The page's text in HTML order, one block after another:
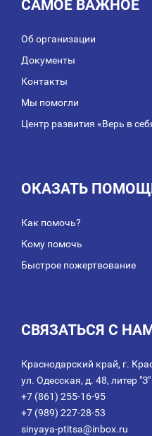
САМОЕ ВАЖНОЕ
Об организации
Документы
Контакты
Мы помогли
Центр развития «Верь в
ОКАЗАТЬ
Как помочь?
Кому помочь
Быстрое пожертвование
СВЯЗАТЬСЯ С
Краснодарский край, г.
ул. Одесская, д. 48, литер "З"
+7 (861) 255-16-95
+7 (989) 227-28-53
sinyaya-ptitsa@inbox.ru